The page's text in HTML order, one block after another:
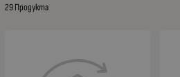
29 Продукта